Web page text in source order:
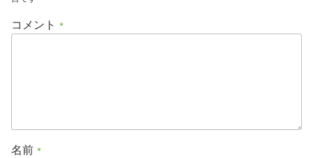
コメント *
名前 *